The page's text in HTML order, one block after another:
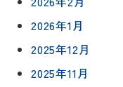
2026年1月
2025年12月
2025年11月